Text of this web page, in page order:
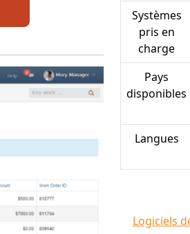
Systèmes
pris en
charge
Pays
disponibles
Langues
Logiciels